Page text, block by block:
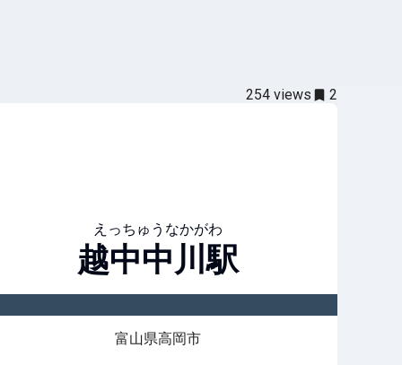
254 views 2
えっちゅうなかがわ
越中中川駅
富山県高岡市